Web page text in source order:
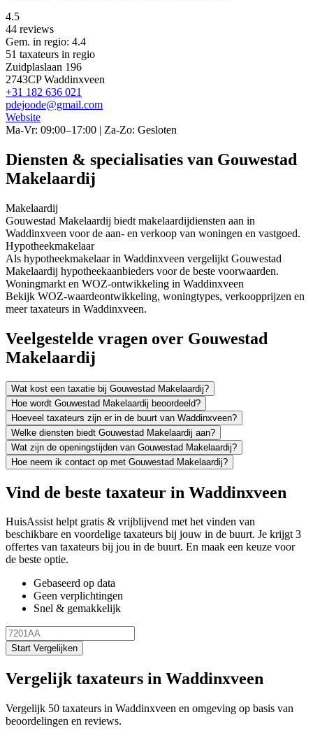
4.5
44 reviews
Gem. in regio: 4.4
51 taxateurs in regio
Zuidplaslaan 196
2743CP Waddinxveen
+31 182 636 021
pdejoode@gmail.com
Website
Ma-Vr: 09:00–17:00 | Za-Zo: Gesloten
Diensten & specialisaties van Gouwestad
Makelaardij
Makelaardij
Gouwestad Makelaardij biedt makelaardijdiensten aan in
Waddinxveen voor de aan- en verkoop van woningen en vastgoed.
Hypotheekmakelaar
Als hypotheekmakelaar in Waddinxveen vergelijkt Gouwestad
Makelaardij hypotheekaanbieders voor de beste voorwaarden.
Woningmarkt en WOZ-ontwikkeling in Waddinxveen
Bekijk WOZ-waardeontwikkeling, woningtypes, verkoopprijzen en
meer taxateurs in Waddinxveen.
Veelgestelde vragen over Gouwestad
Makelaardij
Wat kost een taxatie bij Gouwestad Makelaardij?
Hoe wordt Gouwestad Makelaardij beoordeeld?
Hoeveel taxateurs zijn er in de buurt van Waddinxveen?
Welke diensten biedt Gouwestad Makelaardij aan?
Wat zijn de openingstijden van Gouwestad Makelaardij?
Hoe neem ik contact op met Gouwestad Makelaardij?
Vind de beste taxateur in Waddinxveen
HuisAssist helpt gratis & vrijblijvend met het vinden van
beschikbare en voordelige taxateurs bij jouw in de buurt. Je krijgt 3
offertes van taxateurs bij jou in de buurt. En maak een keuze voor
de beste optie.
Gebaseerd op data
Geen verplichtingen
Snel & gemakkelijk
Start Vergelijken
Vergelijk taxateurs in Waddinxveen
Vergelijk 50 taxateurs in Waddinxveen en omgeving op basis van
beoordelingen en reviews.